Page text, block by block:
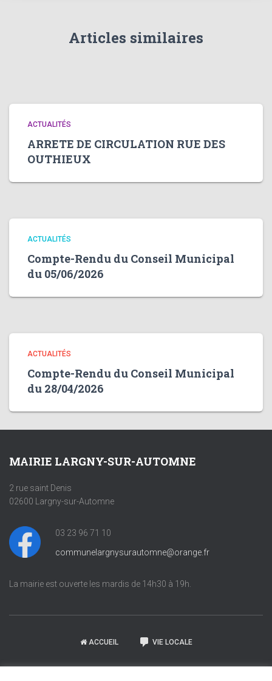
Articles similaires
ACTUALITÉS
ARRETE DE CIRCULATION RUE DES
OUTHIEUX
ACTUALITÉS
Compte-Rendu du Conseil Municipal
du 05/06/2026
ACTUALITÉS
Compte-Rendu du Conseil Municipal
du 28/04/2026
MAIRIE LARGNY-SUR-AUTOMNE
2 rue saint Denis
02600 Largny-sur-Automne
03 23 96 71 10
communelargnysurautomne@orange.fr
La mairie est ouverte les mardis de 14h30 à 19h.
ACCUEIL VIE LOCALE